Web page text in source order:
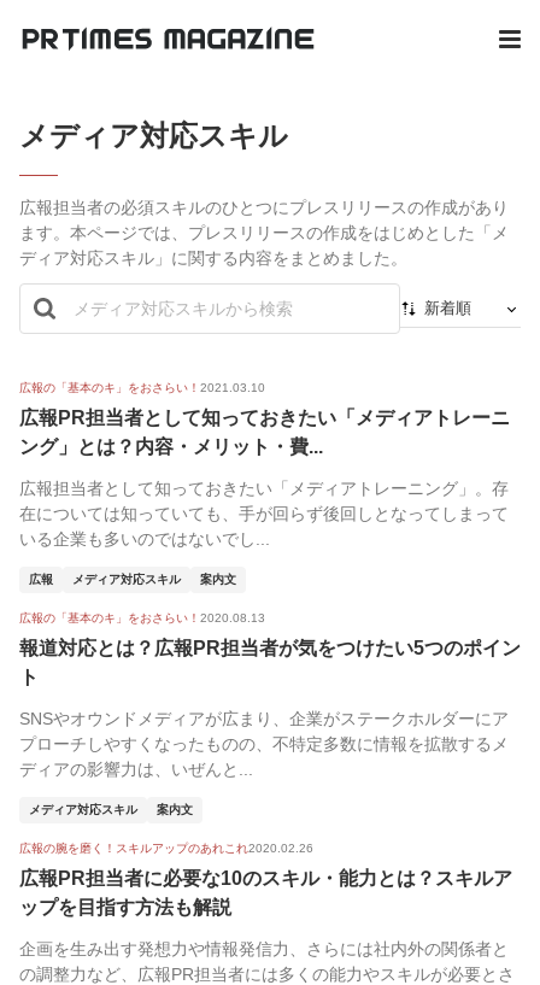
メディア対応スキル
広報担当者の必須スキルのひとつにプレスリリースの作成があり
ます。本ページでは、プレスリリースの作成をはじめとした「メ
ディア対応スキル」に関する内容をまとめました。
新着順
人気順
広報の「基本のキ」をおさらい！ 2021.03.10
広報PR担当者として知っておきたい「メディアトレーニ
ング」とは？内容・メリット・費...
広報担当者として知っておきたい「メディアトレーニング」。存
在については知っていても、手が回らず後回しとなってしまって
いる企業も多いのではないでし...
広報 メディア対応スキル 案内文
広報の「基本のキ」をおさらい！ 2020.08.13
報道対応とは？広報PR担当者が気をつけたい5つのポイン
ト
SNSやオウンドメディアが広まり、企業がステークホルダーにア
プローチしやすくなったものの、不特定多数に情報を拡散するメ
ディアの影響力は、いぜんと...
メディア対応スキル 案内文
広報の腕を磨く！スキルアップのあれこれ2020.02.26
広報PR担当者に必要な10のスキル・能力とは？スキルア
ップを目指す方法も解説
企画を生み出す発想力や情報発信力、さらには社内外の関係者と
の調整力など、広報PR担当者には多くの能力やスキルが必要とさ